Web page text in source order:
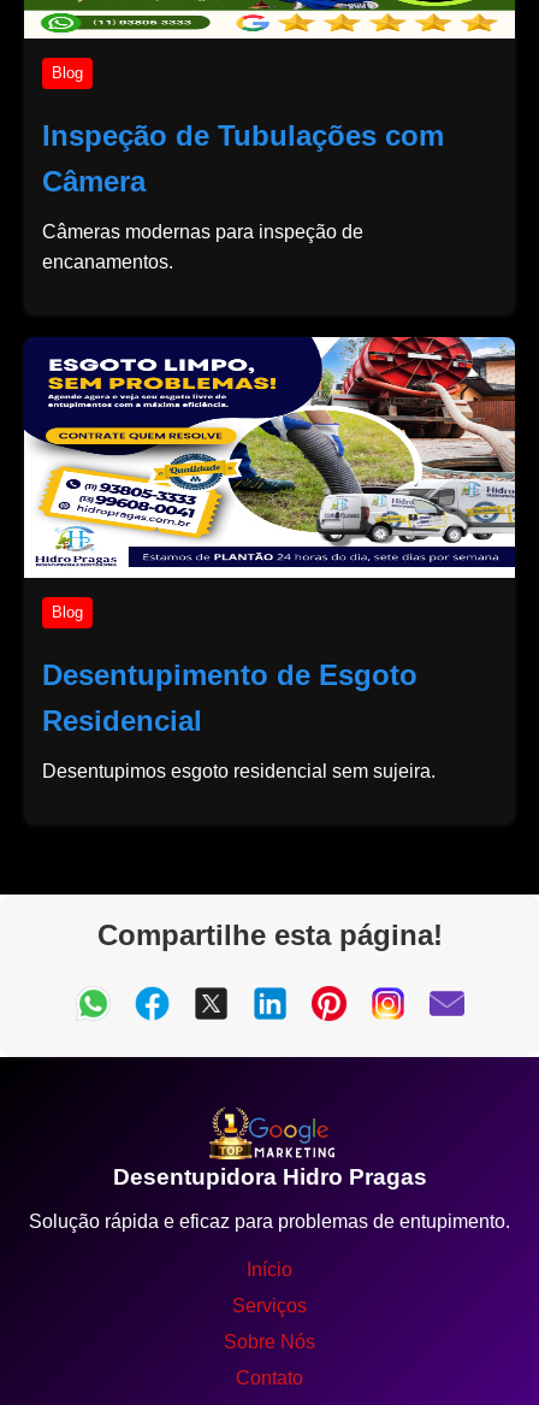
Blog
Inspeção de Tubulações com
Câmera
Câmeras modernas para inspeção de
encanamentos.
Blog
Desentupimento de Esgoto
Residencial
Desentupimos esgoto residencial sem sujeira.
Compartilhe esta página!
Desentupidora Hidro Pragas
Solução rápida e eficaz para problemas de entupimento.
Início
Serviços
Sobre Nós
Contato